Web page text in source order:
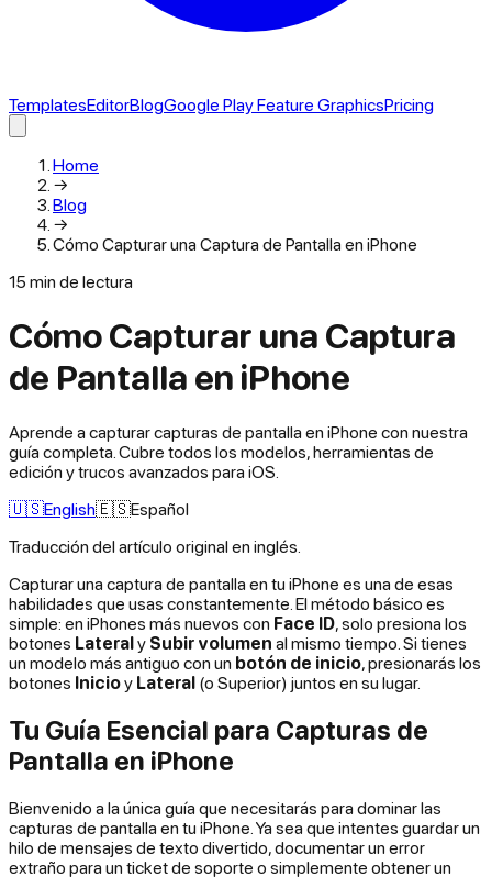
TemplatesEditorBlogGoogle Play Feature GraphicsPricing
Home
→
Blog
→
Cómo Capturar una Captura de Pantalla en iPhone
15 min de lectura
Cómo Capturar una Captura
de Pantalla en iPhone
Aprende a capturar capturas de pantalla en iPhone con nuestra
guía completa. Cubre todos los modelos, herramientas de
edición y trucos avanzados para iOS.
🇺🇸English🇪🇸Español
Traducción del artículo original en inglés.
Capturar una captura de pantalla en tu iPhone es una de esas
habilidades que usas constantemente. El método básico es
simple: en iPhones más nuevos con Face ID, solo presiona los
botones Lateraly Subir volumen al mismo tiempo. Si tienes
un modelo más antiguo con un botón de inicio, presionarás los
botones Inicioy Lateral (o Superior) juntos en su lugar.
Tu Guía Esencial para Capturas de
Pantalla en iPhone
Bienvenido a la única guía que necesitarás para dominar las
capturas de pantalla en tu iPhone. Ya sea que intentes guardar un
hilo de mensajes de texto divertido, documentar un error
extraño para un ticket de soporte o simplemente obtener un